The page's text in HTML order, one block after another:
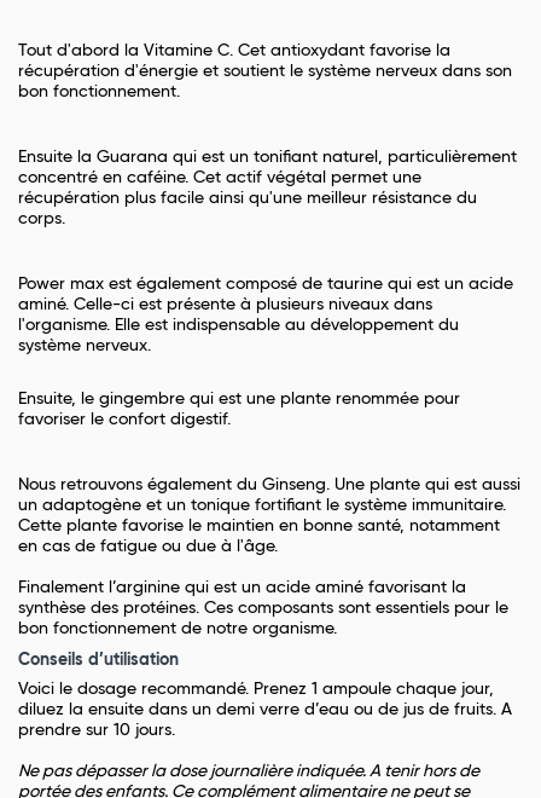
Tout d'abord la Vitamine C. Cet antioxydant favorise la
récupération d'énergie et soutient le système nerveux dans son
bon fonctionnement.
Ensuite la Guarana qui est un tonifiant naturel, particulièrement
concentré en caféine. Cet actif végétal permet une
récupération plus facile ainsi qu'une meilleur résistance du
corps.
Power max est également composé de taurine qui est un acide
aminé. Celle-ci est présente à plusieurs niveaux dans
l'organisme. Elle est indispensable au développement du
système nerveux.
Ensuite, le gingembre qui est une plante renommée pour
favoriser le confort digestif.
Nous retrouvons également du Ginseng. Une plante qui est aussi
un adaptogène et un tonique fortifiant le système immunitaire.
Cette plante favorise le maintien en bonne santé, notamment
en cas de fatigue ou due à l'âge.
Finalement l’arginine qui est un acide aminé favorisant la
synthèse des protéines. Ces composants sont essentiels pour le
bon fonctionnement de notre organisme.
Conseils d’utilisation
Voici le dosage recommandé. Prenez 1 ampoule chaque jour,
diluez la ensuite dans un demi verre d’eau ou de jus de fruits. A
prendre sur 10 jours.
Ne pas dépasser la dose journalière indiquée. A tenir hors de
portée des enfants. Ce complément alimentaire ne peut se